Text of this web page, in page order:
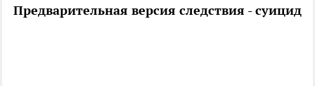
Предварительная версия следствия - суицид